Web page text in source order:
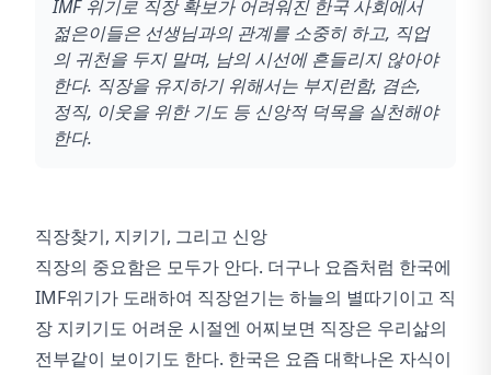
IMF 위기로 직장 확보가 어려워진 한국 사회에서
젊은이들은 선생님과의 관계를 소중히 하고, 직업
의 귀천을 두지 말며, 남의 시선에 흔들리지 않아야
한다. 직장을 유지하기 위해서는 부지런함, 겸손,
정직, 이웃을 위한 기도 등 신앙적 덕목을 실천해야
한다.
직장찾기, 지키기, 그리고 신앙
직장의 중요함은 모두가 안다. 더구나 요즘처럼 한국에
IMF위기가 도래하여 직장얻기는 하늘의 별따기이고 직
장 지키기도 어려운 시절엔 어찌보면 직장은 우리삶의
전부같이 보이기도 한다. 한국은 요즘 대학나온 자식이